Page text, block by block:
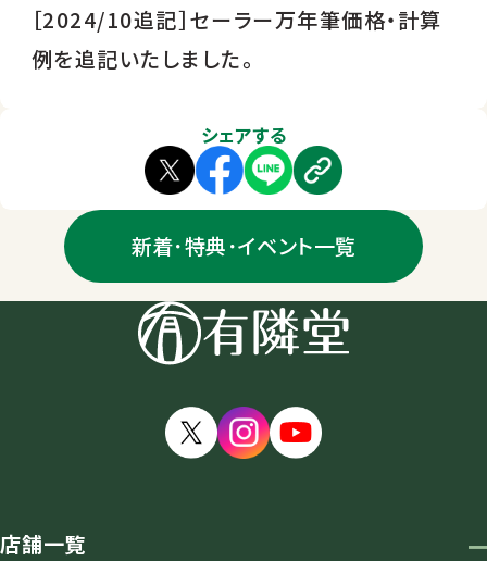
［2024/10追記］セーラー万年筆価格・計算
例を追記いたしました。
シェアする
新着･特典･イベント一覧
店舗一覧